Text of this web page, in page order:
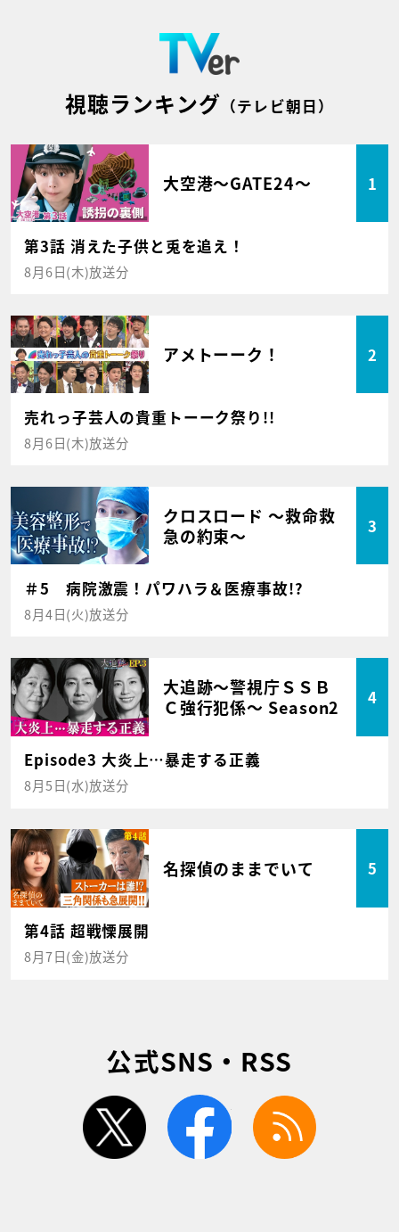
視聴ランキング （テレビ朝日）
大空港～GATE24～ 1
第3話 消えた子供と兎を追え！
8月6日(木)放送分
アメトーーク！ 2
売れっ子芸人の貴重トーーク祭り!!
8月6日(木)放送分
クロスロード ～救命救
急の約束～
3
＃5 病院激震！パワハラ＆医療事故!?
8月4日(火)放送分
大追跡～警視庁ＳＳＢ
Ｃ強行犯係～ Season2
4
Episode3 大炎上…暴走する正義
8月5日(水)放送分
名探偵のままでいて 5
第4話 超戦慄展開
8月7日(金)放送分
公式SNS・RSS
twitter facebook